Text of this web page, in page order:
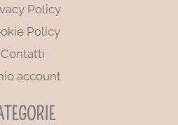
Policy
Policy
Contatti
account